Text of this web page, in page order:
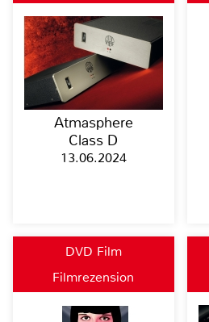
Atmasphere
Class D
13.06.2024
DVD Film
Filmrezension